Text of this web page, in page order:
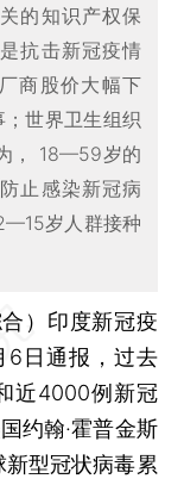
的知识产权保
抗击新冠疫情
商股价大幅下
世界卫生组织
， 18—59岁的
止感染新冠病
岁人群接种
） 印度新冠疫
6日通报，过去
近4000例新冠
约翰·霍普金斯
型冠状病毒累